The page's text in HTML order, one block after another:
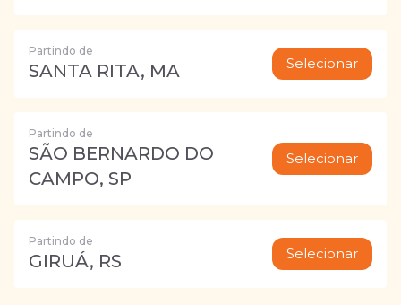
Partindo de
SANTA RITA, MA Selecionar
Partindo de
SÃO BERNARDO DO
CAMPO, SP
Selecionar
Partindo de
GIRUÁ, RS Selecionar